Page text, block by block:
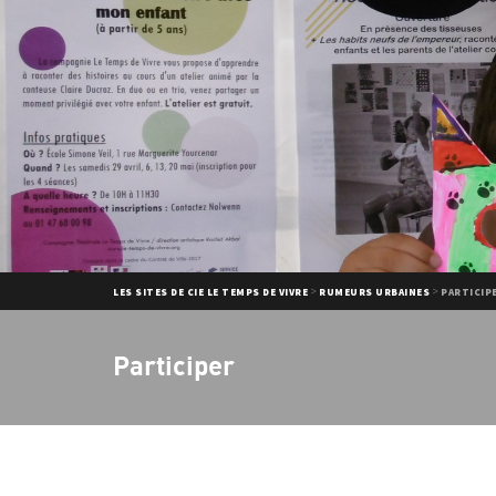
LES SITES DE CIE LE TEMPS DE VIVRE > RUMEURS URBAINES >
Participer